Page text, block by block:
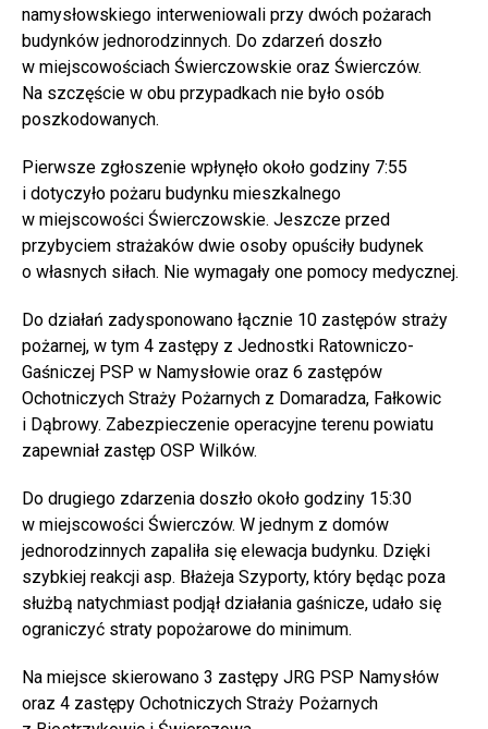
namysłowskiego interweniowali przy dwóch pożarach
budynków jednorodzinnych. Do zdarzeń doszło
w miejscowościach Świerczowskie oraz Świerczów.
Na szczęście w obu przypadkach nie było osób
poszkodowanych.
Pierwsze zgłoszenie wpłynęło około godziny 7:55
i dotyczyło pożaru budynku mieszkalnego
w miejscowości Świerczowskie. Jeszcze przed
przybyciem strażaków dwie osoby opuściły budynek
o własnych siłach. Nie wymagały one pomocy medycznej.
Do działań zadysponowano łącznie 10 zastępów straży
pożarnej, w tym 4 zastępy z Jednostki Ratowniczo-
Gaśniczej PSP w Namysłowie oraz 6 zastępów
Ochotniczych Straży Pożarnych z Domaradza, Fałkowic
i Dąbrowy. Zabezpieczenie operacyjne terenu powiatu
zapewniał zastęp OSP Wilków.
Do drugiego zdarzenia doszło około godziny 15:30
w miejscowości Świerczów. W jednym z domów
jednorodzinnych zapaliła się elewacja budynku. Dzięki
szybkiej reakcji asp. Błażeja Szyporty, który będąc poza
służbą natychmiast podjął działania gaśnicze, udało się
ograniczyć straty popożarowe do minimum.
Na miejsce skierowano 3 zastępy JRG PSP Namysłów
oraz 4 zastępy Ochotniczych Straży Pożarnych